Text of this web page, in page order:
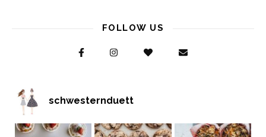
FOLLOW US
schwesternduett